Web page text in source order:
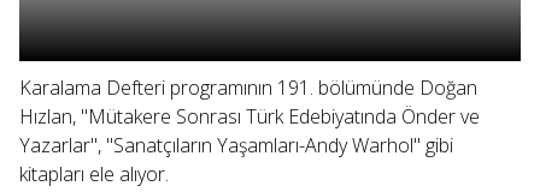
Karalama Defteri programının 191. bölümünde Doğan
Hızlan, "Mütakere Sonrası Türk Edebiyatında Önder ve
Yazarlar", "Sanatçıların Yaşamları-Andy Warhol" gibi
kitapları ele alıyor.